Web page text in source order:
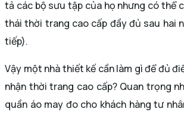
tả các bộ sưu tập của họ nhưng có thể
thái thời trang cao cấp đầy đủ sau hai
tiếp).
Vậy một nhà thiết kế cần làm gì để đủ
nhận thời trang cao cấp? Quan trọng
quần áo may đo cho khách hàng tư